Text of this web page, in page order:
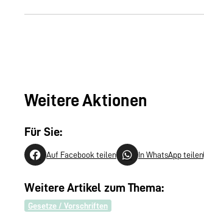
Weitere Aktionen
Für Sie:
Auf Facebook teilen In WhatsApp teilen
Weitere Artikel zum Thema:
Gesetze / Vorschriften